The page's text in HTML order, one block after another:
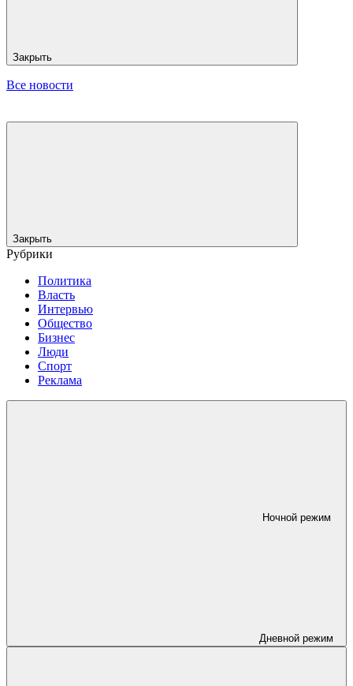
Закрыть
Все новости
Закрыть
Рубрики
Политика
Власть
Интервью
Общество
Бизнес
Люди
Спорт
Реклама
Ночной режим
Дневной режим